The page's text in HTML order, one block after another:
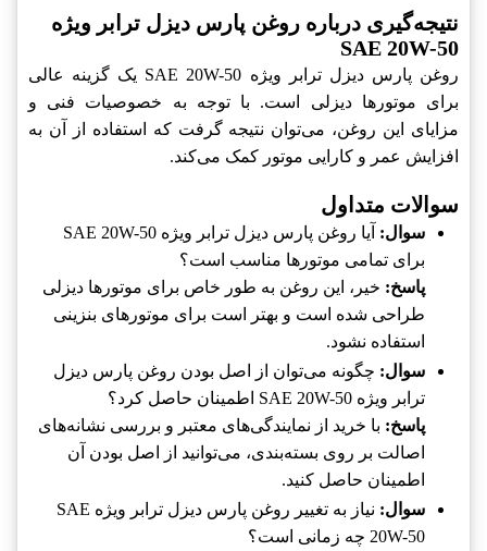
نتیجه‌گیری درباره روغن پارس دیزل ترابر ویژه
SAE 20W-50
روغن پارس دیزل ترابر ویژه SAE 20W-50 یک گزینه عالی
برای موتورها دیزلی است. با توجه به خصوصیات فنی و
مزایای این روغن، می‌توان نتیجه گرفت که استفاده از آن به
افزایش عمر و کارایی موتور کمک می‌کند.
سوالات متداول
سوال:
آیا روغن پارس دیزل ترابر ویژه SAE 20W-50
برای تمامی موتورها مناسب است؟
پاسخ: خیر، این روغن به طور خاص برای موتورها دیزلی
طراحی شده است و بهتر است برای موتورهای بنزینی
استفاده نشود.
سوال: چگونه می‌توان از اصل بودن روغن پارس دیزل
ترابر ویژه SAE 20W-50 اطمینان حاصل کرد؟
پاسخ: با خرید از نمایندگی‌های معتبر و بررسی نشانه‌های
اصالت بر روی بسته‌بندی، می‌توانید از اصل بودن آن
اطمینان حاصل کنید.
سوال:
نیاز به تغییر روغن پارس دیزل ترابر ویژه SAE
20W-50 چه زمانی است؟